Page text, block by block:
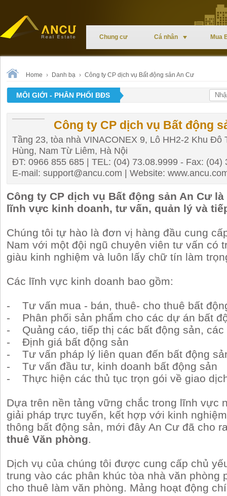
Chung cư Cá nhân Mua
Home › Danh bạ › Công ty CP dịch vụ Bất động sản An Cư
MÔI GIỚI - PHÂN PHỐI BĐS
Công ty CP dịch vụ Bất động
Tầng 23, tòa nhà VINACONEX 9, Lô HH2-2 Khu
Hùng, Nam Từ Liêm, Hà Nội
ĐT: 0966 855 685 | TEL: (04) 73.08.9999 - Fax: (04)
E-mail: support@ancu.com | Website:
Công ty CP dịch vụ Bất động sản An Cư
lĩnh vực kinh doanh, tư vấn, quản lý và
Chúng tôi tự hào là đơn vị hàng đầu cung
Nam với một đội ngũ chuyên viên tư vấn có
giàu kinh nghiệm và luôn lấy chữ tín làm
Các lĩnh vực kinh doanh bao gồm:
- Tư vấn mua - bán, thuê- cho thuê bất
- Phân phối sản phẩm cho các dự án bất
- Quảng cáo, tiếp thị các bất động sản, các
- Định giá bất động sản
- Tư vấn pháp lý liên quan đến bất động
- Tư vấn đầu tư, kinh doanh bất động sản
- Thực hiện các thủ tục trọn gói về giao
Dựa trên nền tảng vững chắc trong lĩnh vực
giải pháp trực tuyến, kết hợp với kinh
thông bất động sản, mới đây An Cư đã cho
thuê Văn phòng.
Dịch vụ của chúng tôi được cung cấp chủ
trung vào các phân khúc tòa nhà văn phòng
cho thuê làm văn phòng. Mảng hoạt động